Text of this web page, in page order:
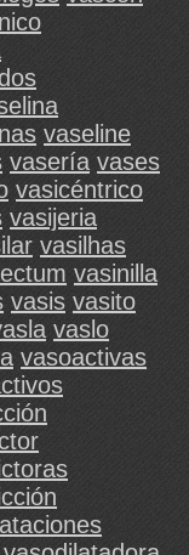
vaseline
vasería vases
vasicéntrico
vasijeria
vasilhas
vasinilla
vasis vasito
vaslo
vasoactivas